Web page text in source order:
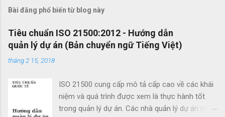
x
é
t
Bài đăng phổ biến từ blog này
Tiêu chuẩn ISO 21500:2012 - Hướng dẫn
quản lý dự án (Bản chuyển ngữ Tiếng Việt)
tháng 2 15, 2018
ISO 21500 cung cấp mô tả cấp cao về các khái
niệm và quá trình được xem là thực hành tốt
trong quản lý dự án. Các nhà quản lý dự án mới